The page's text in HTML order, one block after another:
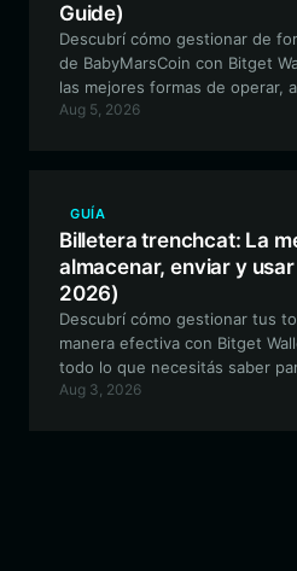
Guide)
Descubrí cómo gestionar de
de BabyMarsCoin con Bitget
las mejores formas de operar,
con el ecosistema de la
Aug 5, 2026
GUÍA
Billetera trenchcat: La
almacenar, enviar y
2026)
Descubrí cómo gestionar tus
manera efectiva con Bitget
todo lo que necesitás saber
ecosistema de Solana,
Aug 3, 2026